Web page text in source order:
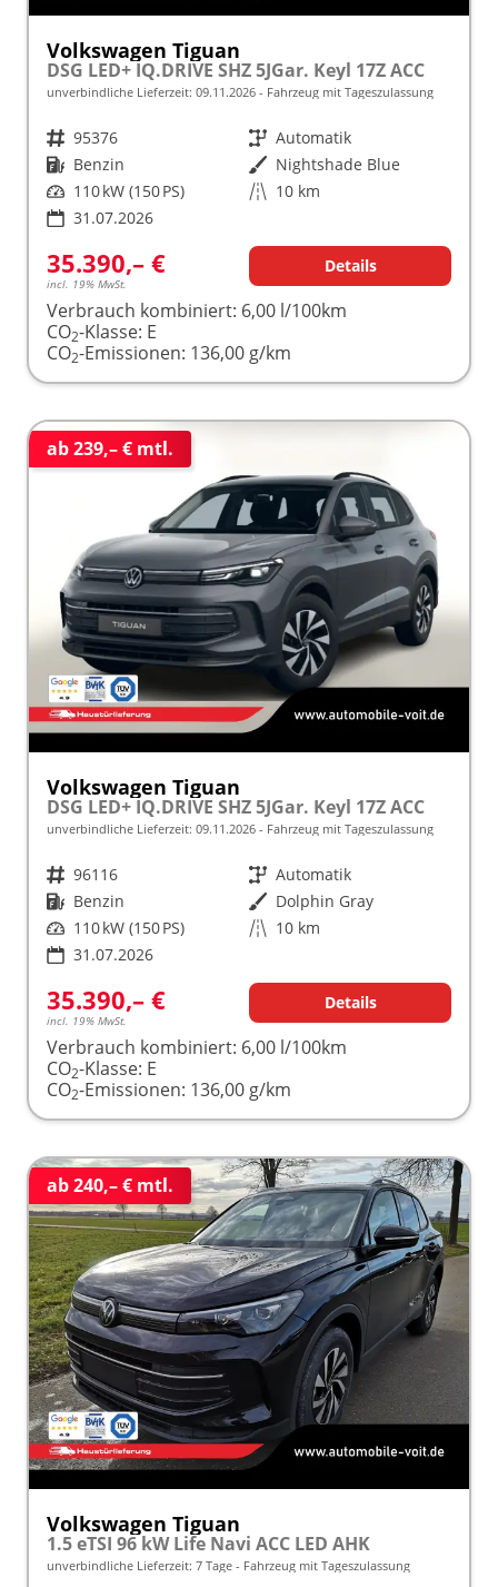
Volkswagen Tiguan
DSG LED+ IQ.DRIVE SHZ 5JGar. Keyl 17Z ACC
unverbindliche Lieferzeit: 09.11.2026 Fahrzeug mit Tageszulassung
Fahrzeugnr. 95376 Getriebe Automatik
Kraftstoff Benzin Außenfarbe Nightshade Blue
Leistung 110 kW (150 PS) Kilometerstand 10 km
31.07.2026
35.390,– €
incl. 19% MwSt.
Details
Verbrauch kombiniert: 6,00 l/100km
CO2-Klasse: E
CO2-Emissionen: 136,00 g/km
ab 239,– € mtl.
Volkswagen Tiguan
DSG LED+ IQ.DRIVE SHZ 5JGar. Keyl 17Z ACC
unverbindliche Lieferzeit: 09.11.2026 Fahrzeug mit Tageszulassung
Fahrzeugnr. 96116 Getriebe Automatik
Kraftstoff Benzin Außenfarbe Dolphin Gray
Leistung 110 kW (150 PS) Kilometerstand 10 km
31.07.2026
35.390,– €
incl. 19% MwSt.
Details
Verbrauch kombiniert: 6,00 l/100km
CO2-Klasse: E
CO2-Emissionen: 136,00 g/km
ab 240,– € mtl.
Volkswagen Tiguan
1.5 eTSI 96 kW Life Navi ACC LED AHK
unverbindliche Lieferzeit: 7 Tage Fahrzeug mit Tageszulassung